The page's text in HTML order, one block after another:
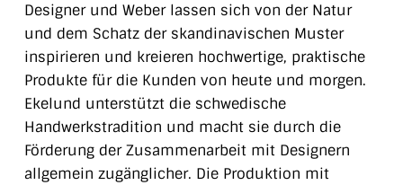
Designer und Weber lassen sich von der Natur
und dem Schatz der skandinavischen Muster
inspirieren und kreieren hochwertige, praktische
Produkte für die Kunden von heute und morgen.
Ekelund unterstützt die schwedische
Handwerkstradition und macht sie durch die
Förderung der Zusammenarbeit mit Designern
allgemein zugänglicher. Die Produktion mit